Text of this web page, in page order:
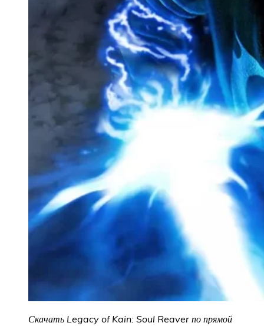
Скачать Legacy of Kain: Soul Reaver по прямой